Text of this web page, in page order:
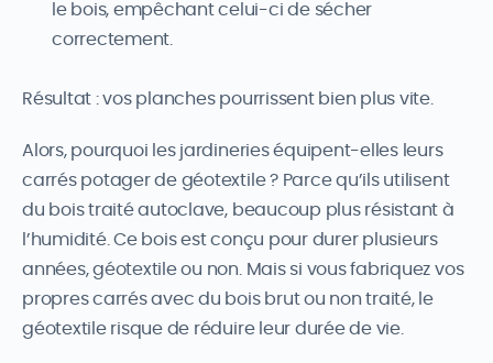
le bois, empêchant celui-ci de sécher
correctement.
Résultat : vos planches pourrissent bien plus vite.
Alors, pourquoi les jardineries équipent-elles leurs
carrés potager de géotextile ? Parce qu’ils utilisent
du bois traité autoclave, beaucoup plus résistant à
l’humidité. Ce bois est conçu pour durer plusieurs
années, géotextile ou non. Mais si vous fabriquez vos
propres carrés avec du bois brut ou non traité, le
géotextile risque de réduire leur durée de vie.